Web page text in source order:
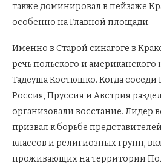
также доминировал в пейзаже
особенно на Главной площади.
Именно в Старой синагоге в
речь польского и американского
Тадеуша Костюшко. Когда соседи
Россия, Пруссия и Австрия
организовали восстание. Лидер
призвал к борьбе
классов и религиозных групп,
проживающих на территории